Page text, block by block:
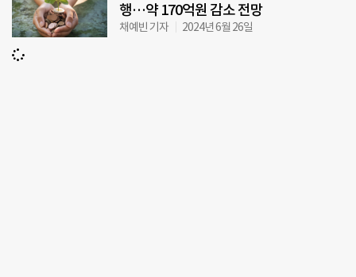
행…약 170억원 감소 전망
채예빈 기자 2024년 6월 26일